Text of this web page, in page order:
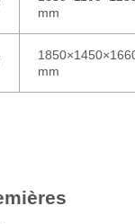
mm
mm